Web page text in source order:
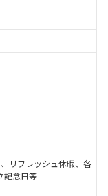
リフレッシュ休暇、各
記念日等